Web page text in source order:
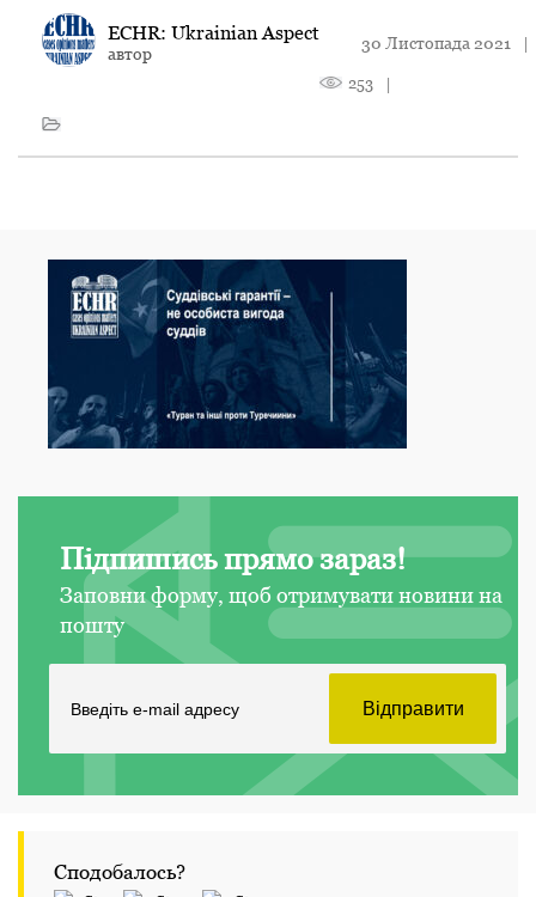
ECHR: Ukrainian Aspect
автор
30 Листопада 2021 |
253 |
Підпишись прямо зараз!
Заповни форму, щоб отримувати новини на
пошту
Сподобалось?